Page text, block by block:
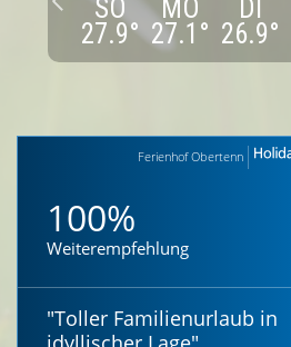
SO
27.9°
MO
27.1 °
DI
26.9°
Ferienhof Obertenn
100%
Weiterempfehlung
"Toller Familienurlaub in